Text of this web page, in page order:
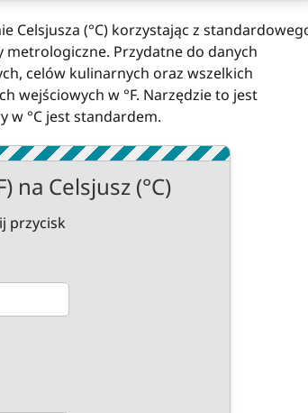
Celsjusza (°C) korzystając z
Przydatne do danych
celów kulinarnych oraz wszelkich
wejściowych w °F. Narzędzie to jest
w °C jest standardem.
na Celsjusz (°C)
przycisk